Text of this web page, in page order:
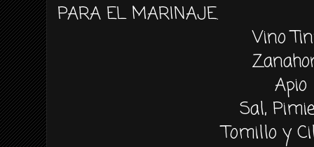
PARA EL MARINAJE.
Vino
Apio
Sal,
Tomillo y